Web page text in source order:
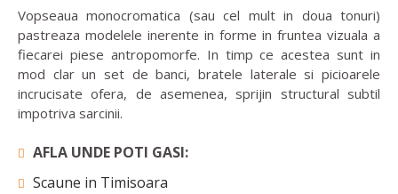
Vopseaua monocromatica (sau cel mult in doua tonuri)
pastreaza modelele inerente in forme in fruntea vizuala a
fiecarei piese antropomorfe. In timp ce acestea sunt in
mod clar un set de banci, bratele laterale si picioarele
incrucisate ofera, de asemenea, sprijin structural subtil
impotriva sarcinii.
AFLA UNDE POTI GASI:
Scaune in Timisoara